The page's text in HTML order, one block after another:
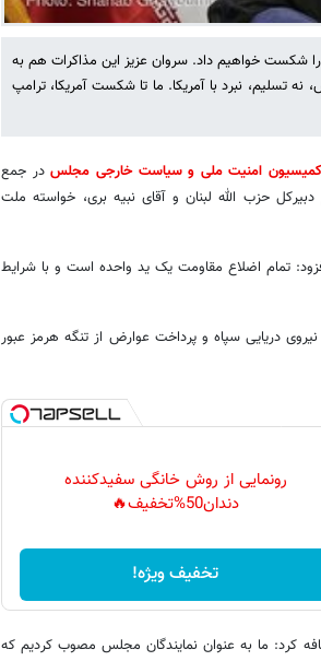
خواهیم داد. سروان عزیز این مذاکرات هم به
نبرد با آمریکا. ما تا شکست آمریکا، ترامپ
کمیسیون امنیت ملی و سیاست خارجی مجلسدر جمع
حزب الله لبنان و آقای نبیه بری، خواسته ملت
تمام اضلاع مقاومت یک ید واحده است و با شرایط
دریایی سپاه و پرداخت عوارض از تنگه هرمز عبور
رونمایی از روش خانگی سفیدکننده
دندان50%تخفیف🔥
تخفیف ویژه!
ما به عنوان نمایندگان مجلس مصوب کردیم که